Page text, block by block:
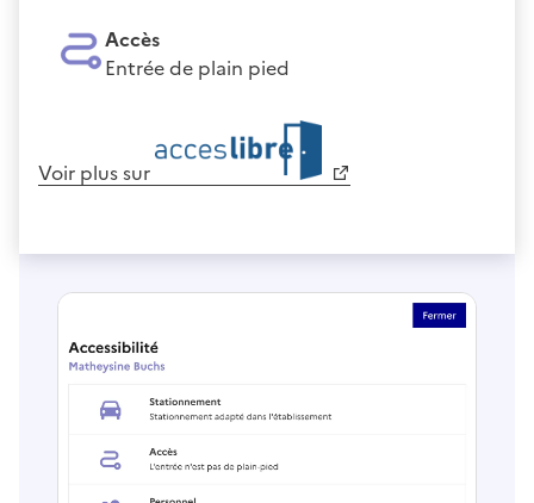
Accès
Entrée de plain pied
Voir plus sur